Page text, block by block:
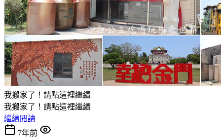
我搬家了！請點這裡繼續
我搬家了！請點這裡繼續
繼續閱讀
7年前